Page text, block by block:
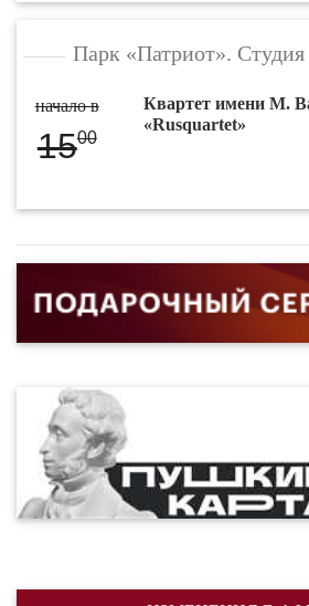
Парк «Патриот».
начало в
1500
Квартет имени М.
«Rusquartet»